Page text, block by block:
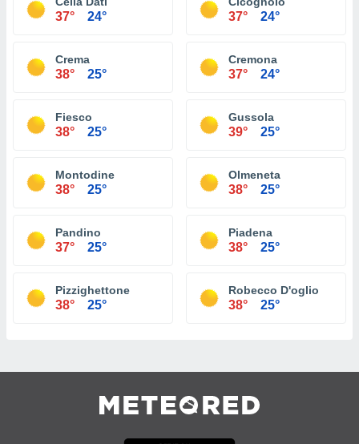
37° 24° 37° 24°
Crema
38° 25°
Cremona
37° 24°
Fiesco
38° 25°
Gussola
39° 25°
Montodine
38° 25°
Olmeneta
38° 25°
Pandino
37° 25°
Piadena
38° 25°
Pizzighettone
38° 25°
Robecco D'oglio
38° 25°